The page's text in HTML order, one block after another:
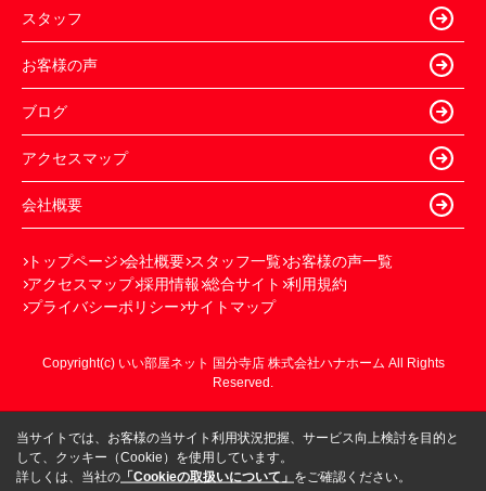
スタッフ
お客様の声
ブログ
アクセスマップ
会社概要
トップページ 会社概要 スタッフ一覧 お客様の声一覧
アクセスマップ 採用情報 総合サイト 利用規約
プライバシーポリシー サイトマップ
Copyright(c) いい部屋ネット 国分寺店 株式会社ハナホーム All Rights
Reserved.
当サイトでは、お客様の当サイト利用状況把握、サービス向上検討を目的と
して、クッキー（Cookie）を使用しています。
詳しくは、当社の 「Cookieの取扱いについて」 をご確認ください。